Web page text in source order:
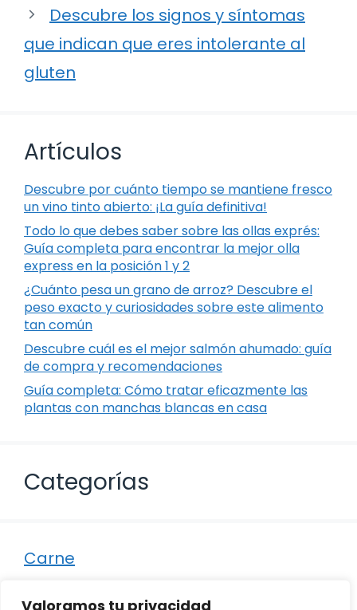
Valoramos tu privacidad
Descubre los signos y síntomas
que indican que eres intolerante al
gluten
Artículos
Descubre por cuánto tiempo se mantiene fresco
un vino tinto abierto: ¡La guía definitiva!
Todo lo que debes saber sobre las ollas exprés:
Guía completa para encontrar la mejor olla
express en la posición 1 y 2
¿Cuánto pesa un grano de arroz? Descubre el
peso exacto y curiosidades sobre este alimento
tan común
Descubre cuál es el mejor salmón ahumado: guía
de compra y recomendaciones
Guía completa: Cómo tratar eficazmente las
plantas con manchas blancas en casa
Categorías
Carne